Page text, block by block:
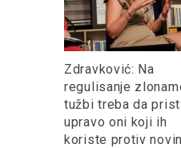
Zdravković: Na
regulisanje
tužbi treba da
upravo oni koji ih
koriste protiv